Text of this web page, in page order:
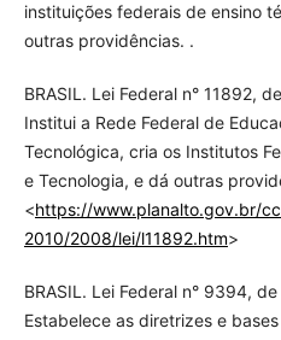
instituições federais de ensino
outras providências. .
BRASIL. Lei Federal n° 11892,
Institui a Rede Federal de
Tecnológica, cria os Institutos
e Tecnologia, e dá outras
<https://www.planalto.gov.br/
2010/2008/lei/l11892.htm>
BRASIL. Lei Federal n° 9394,
Estabelece as diretrizes e